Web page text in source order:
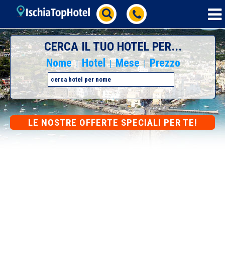
CERCA IL TUO HOTEL PER...
Nome | Hotel | Mese | Prezzo
LE NOSTRE OFFERTE SPECIALI PER TE!